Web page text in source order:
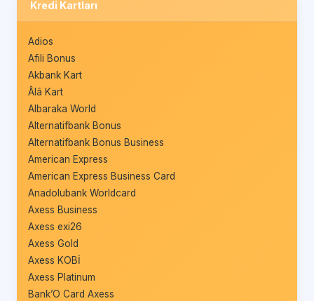
Kredi Kartları
Adios
Afili Bonus
Akbank Kart
Âlâ Kart
Albaraka World
Alternatifbank Bonus
Alternatifbank Bonus Business
American Express
American Express Business Card
Anadolubank Worldcard
Axess Business
Axess exi26
Axess Gold
Axess KOBİ
Axess Platinum
Bank’O Card Axess